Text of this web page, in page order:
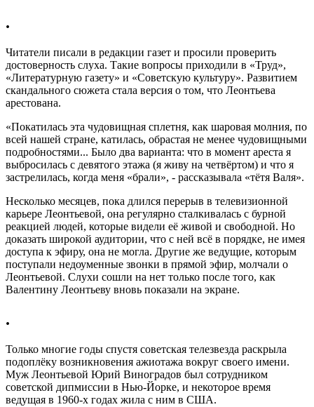
.
Читатели писали в редакции газет и просили проверить
достоверность слуха. Такие вопросы приходили в «Труд»,
«Литературную газету» и «Советскую культуру». Развитием
скандального сюжета стала версия о том, что Леонтьева
арестована.
«Покатилась эта чудовищная сплетня, как шаровая молния, по
всей нашей стране, катилась, обрастая не менее чудовищными
подробностями... Было два варианта: что в момент ареста я
выбросилась с девятого этажа (я живу на четвёртом) и что я
застрелилась, когда меня «брали», - рассказывала «тётя Валя».
Несколько месяцев, пока длился перерыв в телевизионной
карьере Леонтьевой, она регулярно сталкивалась с бурной
реакцией людей, которые видели её живой и свободной. Но
доказать широкой аудитории, что с ней всё в порядке, не имея
доступа к эфиру, она не могла. Другие же ведущие, которым
поступали недоуменные звонки в прямой эфир, молчали о
Леонтьевой. Слухи сошли на нет только после того, как
Валентину Леонтьеву вновь показали на экране.
.
Только многие годы спустя советская телезвезда раскрыла
подоплёку возникновения ажиотажа вокруг своего имени.
Муж Леонтьевой Юрий Виноградов был сотрудником
советской дипмиссии в Нью-Йорке, и некоторое время
ведущая в 1960-х годах жила с ним в США.